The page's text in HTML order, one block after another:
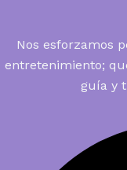
Nos esforzamos
entretenimiento;
guía y